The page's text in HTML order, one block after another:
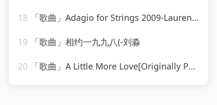
18 「歌曲」Adagio for Strings 2009-Laurent Wolf
19 「歌曲」相约一九九八(-刘淼
20 「歌曲」A Little More Love[Originally Performed by Vince Gill]-Karaoke Diamonds